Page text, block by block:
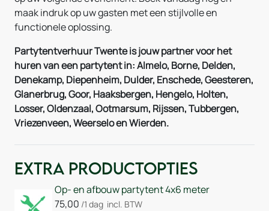
maak indruk op uw gasten met een stijlvolle en
functionele oplossing.
Partytentverhuur Twente is jouw partner voor het
huren van een partytent in: Almelo, Borne, Delden,
Denekamp, Diepenheim, Dulder, Enschede, Geesteren,
Glanerbrug, Goor, Haaksbergen, Hengelo, Holten,
Losser, Oldenzaal, Ootmarsum, Rijssen, Tubbergen,
Vriezenveen, Weerselo en Wierden.
Extra Productopties
Op- en afbouw partytent 4x6 meter
75,00 /1 dag incl. BTW